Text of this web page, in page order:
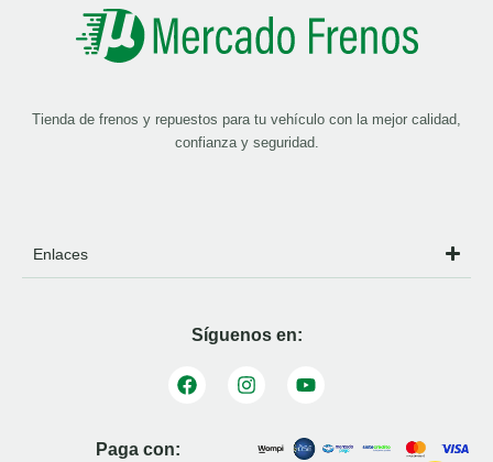
Tienda de frenos y repuestos para tu vehículo con la mejor calidad,
confianza y seguridad.
Enlaces
Síguenos en:
Paga con: